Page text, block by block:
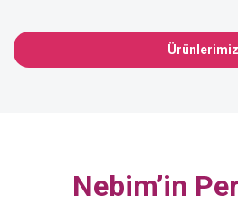
Ürünlerimiz
Nebim’in